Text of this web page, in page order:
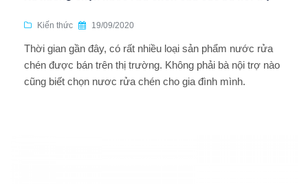
Kiến thức 19/09/2020
Thời gian gần đây, có rất nhiều loại sản phẩm nước rửa
chén được bán trên thị trường. Không phải bà nội trợ nào
cũng biết chọn nươc rửa chén cho gia đình mình.